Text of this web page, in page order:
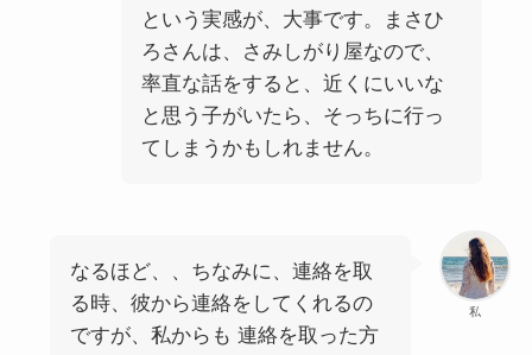
という実感が、大事です。まさひ
ろさんは、さみしがり屋なので、
率直な話をすると、近くにいいな
と思う子がいたら、そっちに行っ
てしまうかもしれません。
私
なるほど、、ちなみに、連絡を取
る時、彼から連絡をしてくれるの
ですが、私からも 連絡を取った方